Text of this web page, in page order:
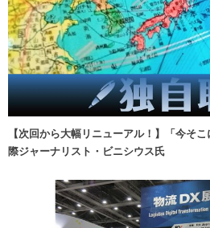
【次回から大幅リニューアル！】「今そ
際ジャーナリスト・ビニシウス氏